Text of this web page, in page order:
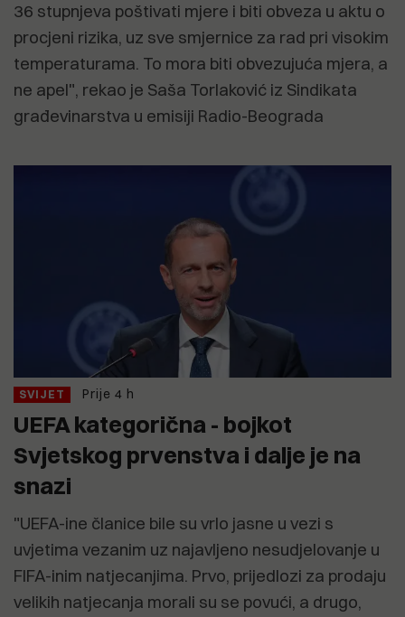
36 stupnjeva poštivati mjere i biti obveza u aktu o
procjeni rizika, uz sve smjernice za rad pri visokim
temperaturama. To mora biti obvezujuća mjera, a
ne apel", rekao je Saša Torlaković iz Sindikata
građevinarstva u emisiji Radio-Beograda
SVIJET Prije 4 h
UEFA kategorična - bojkot
Svjetskog prvenstva i dalje je na
snazi
"UEFA-ine članice bile su vrlo jasne u vezi s
uvjetima vezanim uz najavljeno nesudjelovanje u
FIFA-inim natjecanjima. Prvo, prijedlozi za prodaju
velikih natjecanja morali su se povući, a drugo,